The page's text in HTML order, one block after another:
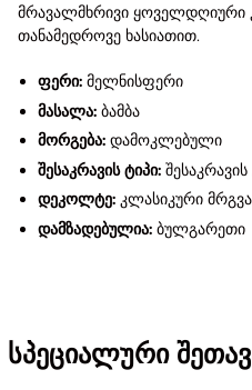
მრავალმხრივი ყოველდღიური
თანამედროვე ხასიათით.
ფერი:მელნისფერი
მასალა:ბამბა
მორგება:დამოკლებული
შესაკრავის ტიპი:
დეკოლტე:კლასიკური
დამზადებულია:ბულგარეთი
სპეციალური